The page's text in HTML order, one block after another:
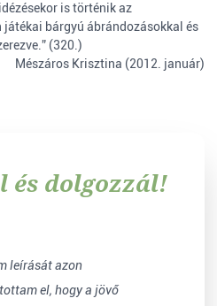
is történik az
játékai bárgyú ábrándozásokkal és
(320.)
Mészáros Krisztina (2012. január)
és dolgozzál!
el, hogy a jövő